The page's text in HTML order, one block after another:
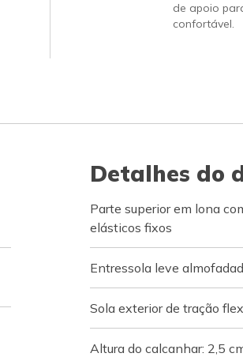
de apoio
confortável.
Detalhes do
Parte superior em lona
elásticos fixos
Entressola leve
Sola exterior de tração
Altura do calcanhar: 2,5